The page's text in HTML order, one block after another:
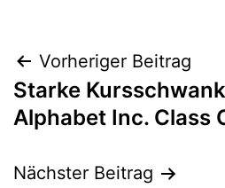
Vorheriger Beitrag
Starke
Alphabet Inc. Class
Nächster Beitrag